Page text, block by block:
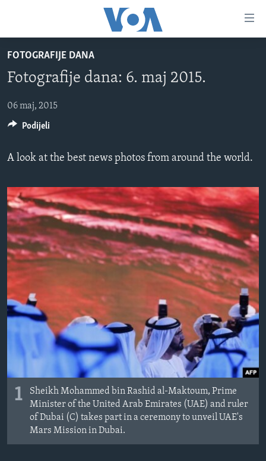
glavni
sadržaj
na
navigaciju
na
TV PROGRAM
VIDEO
FOTOGRAFIJE DANA
VIJESTI
SVIJET
NAUKA I TEHNOLOGIJA
KORUPCIJA
SLOBODA MEDIJA
ŽENSKA STRANA
IZBJEGLIČKA STRANA
MAGAZIN
O GLASU AMERIKE
Learning English
Jezici
FOTOGRAFIJE DANA
Fotografije dana: 6. maj 2015.
06 maj, 2015
A look at the best news photos from around the world.
1
Sheikh Mohammed bin Rashid al-Maktoum, Prime
Minister of the United Arab Emirates (UAE) and ruler
of Dubai (C) takes part in a ceremony to unveil UAE's
Mars Mission in Dubai.
Podijeli